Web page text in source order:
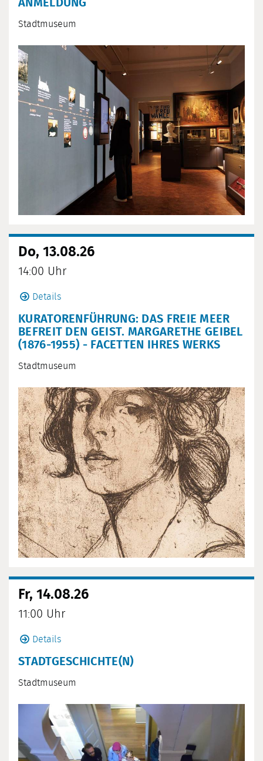
ANMELDUNG
Stadtmuseum
Do, 13.08.26
14:00 Uhr
Details
KURATORENFÜHRUNG: DAS FREIE MEER
BEFREIT DEN GEIST. MARGARETHE GEIBEL
(1876-1955) - FACETTEN IHRES WERKS
Stadtmuseum
Fr, 14.08.26
11:00 Uhr
Details
STADTGESCHICHTE(N)
Stadtmuseum